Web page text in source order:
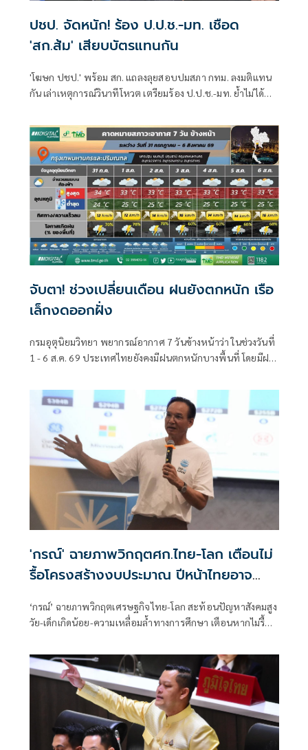
ปชป. จัดหนัก! ร้อง ป.ป.ช.-มท. เชือด
'สก.ส้ม' เสียบบัตรแทนกัน
'โฆษก ปชป.' พร้อม สก. แถลงลุยสอบปมสภา กทม. ลงมติแทน
กัน เล่าเหตุการณ์วินาทีโหวต เตรียมร้อง ป.ป.ช.-มท. ย้ำไม่ได้
จับตา! ช่วงเปลี่ยนเดือน ฝนยังตกหนัก เรือ
เล็กงดออกฝั่ง
กรมอุตุนิยมวิทยา พยากรณ์อากาศ 7 วันข้างหน้าว่า ในช่วงวันที่
1 - 6 ส.ค. 69 ประเทศไทยยังคงมีฝนตกหนักบางพื้นที่ โดยมีฝน
'กรณ์' ฉายภาพวิกฤตศก.ไทย-โลก เตือนไม่
รื้อโครงสร้างงบประมาณ ปีหน้าไทยอาจ
‘กรณ์’ ฉายภาพวิกฤตเศรษฐกิจไทย-โลก สะท้อนปัญหาสังคมสูง
วัย-เด็กเกิดน้อย-ความเหลื่อมล้ำทางการศึกษา เตือนหากไม่รื้อ
สังคายนางบฯ และปฏิรูปการเมืองด่วน